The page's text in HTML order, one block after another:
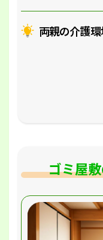
両親の介護
ゴミ屋